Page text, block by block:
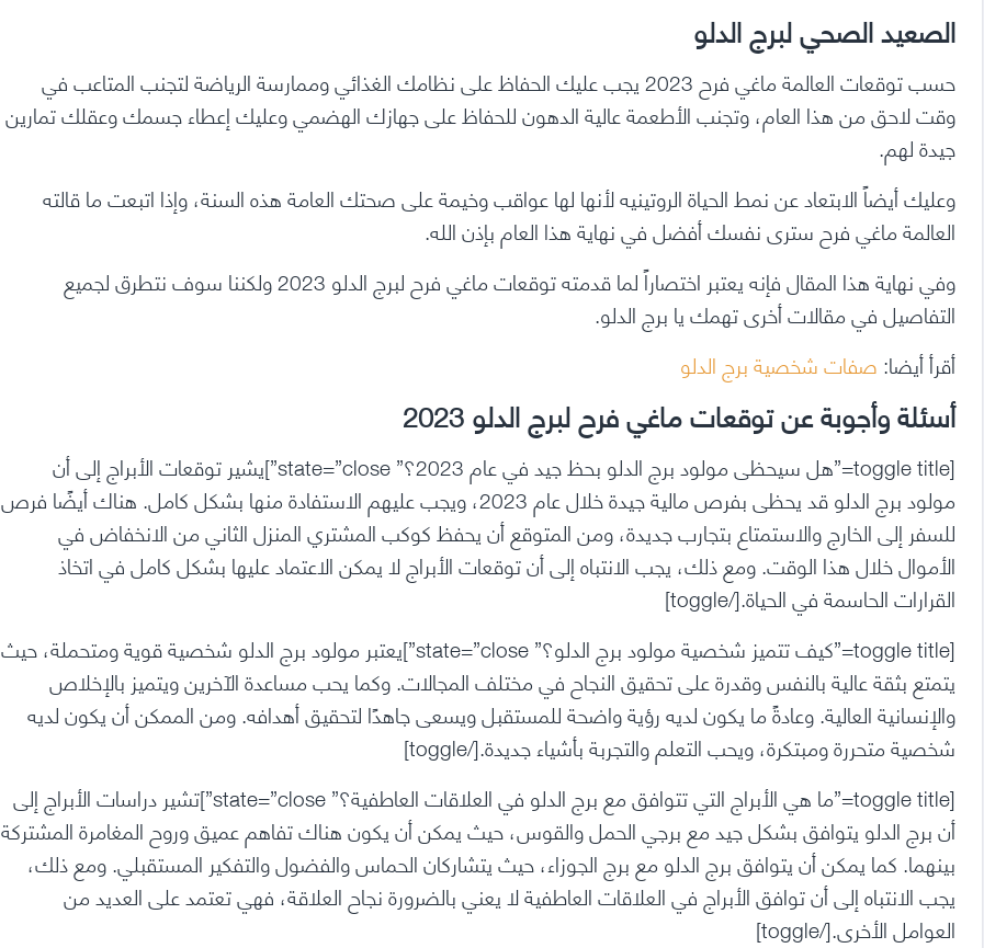
الصعيد الصحي لبرج الدلو
حسب توقعات العالمة ماغي فرح 2023 يجب عليك الحفاظ على نظامك الغذائي وممارسة الرياضة لتجنب المتاعب في
وقت لاحق من هذا العام، وتجنب الأطعمة عالية الدهون للحفاظ على جهازك الهضمي وعليك إعطاء جسمك وعقلك تمارين
جيدة لهم.
وعليك أيضاً الابتعاد عن نمط الحياة الروتينيه لأنها لها عواقب وخيمة على صحتك العامة هذه السنة، وإذا اتبعت ما قالته
العالمة ماغي فرح سترى نفسك أفضل في نهاية هذا العام بإذن الله.
وفي نهاية هذا المقال فإنه يعتبر اختصاراً لما قدمتهتوقعات ماغي فرح لبرج الدلو 2023
ولكننا سوف نتطرق لجميع
التفاصيل في مقالات أخرى تهمك يا برج الدلو.
أقرأ أيضا: صفات شخصية برج الدلو
أسئلة وأجوبة عن توقعات ماغي فرح لبرج الدلو 2023
[toggle title=”هل سيحظى مولود برج الدلو بحظ جيد في عام 2023؟” state=”close”]يشير توقعات الأبراج إلى أن
مولود برج الدلو قد يحظى بفرص مالية جيدة خلال عام 2023، ويجب عليهم الاستفادة منها بشكل كامل. هناك أيضًا فرص
للسفر إلى الخارج والاستمتاع بتجارب جديدة، ومن المتوقع أن يحفظ كوكب المشتري المنزل الثاني من الانخفاض في
الأموال خلال هذا الوقت. ومع ذلك، يجب الانتباه إلى أن توقعات الأبراج لا يمكن الاعتماد عليها بشكل كامل في اتخاذ
القرارات الحاسمة في الحياة.[/toggle]
[toggle title=”كيف تتميز شخصية مولود برج الدلو؟” state=”close”]يعتبر مولود برج الدلو شخصية قوية ومتحملة، حيث
يتمتع بثقة عالية بالنفس وقدرة على تحقيق النجاح في مختلف المجالات. وكما يحب مساعدة الآخرين ويتميز بالإخلاص
والإنسانية العالية. وعادةً ما يكون لديه رؤية واضحة للمستقبل ويسعى جاهدًا لتحقيق أهدافه. ومن الممكن أن يكون لديه
شخصية متحررة ومبتكرة، ويحب التعلم والتجربة بأشياء جديدة.[/toggle]
[toggle title=”ما هي الأبراج التي تتوافق مع برج الدلو في العلاقات العاطفية؟” state=”close”]تشير دراسات الأبراج إلى
أن برج الدلو يتوافق بشكل جيد مع برجي الحمل والقوس، حيث يمكن أن يكون هناك تفاهم عميق وروح المغامرة المشتركة
بينهما. كما يمكن أن يتوافق برج الدلو مع برج الجوزاء، حيث يتشاركان الحماس والفضول والتفكير المستقبلي. ومع ذلك،
يجب الانتباه إلى أن توافق الأبراج في العلاقات العاطفية لا يعني بالضرورة نجاح العلاقة، فهي تعتمد على العديد من
العوامل الأخرى.[/toggle]